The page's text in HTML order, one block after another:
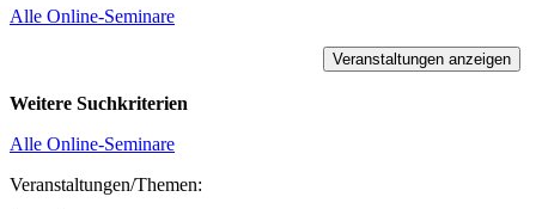
Alle Online-Seminare
Weitere Suchkriterien
Alle Online-Seminare
Veranstaltungen/Themen: